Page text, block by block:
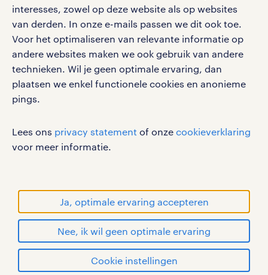
interesses, zowel op deze website als op websites
van derden. In onze e-mails passen we dit ook toe.
Voor het optimaliseren van relevante informatie op
andere websites maken we ook gebruik van andere
technieken. Wil je geen optimale ervaring, dan
plaatsen we enkel functionele cookies en anonieme
pings.
Lees ons privacy statement of onze cookieverklaring
voor meer informatie.
Ja, optimale ervaring accepteren
Nee, ik wil geen optimale ervaring
Cookie instellingen
werken bij randstad
gebruikersvoorwaarden
privacystatement
cookies
disclaimer
sitemap
RANDSTAD, HUMAN FORWARD en SHAPING THE
WORLD OF WORK zijn geregistreerde